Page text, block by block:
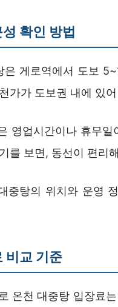
확인 방법
은 게로역에서 도보
가가 도보권 내에 있
영업시간이나 휴무
를 보면, 동선이 편리
중탕의 위치와 운영
비교 기준
온천 대중탕 입장료